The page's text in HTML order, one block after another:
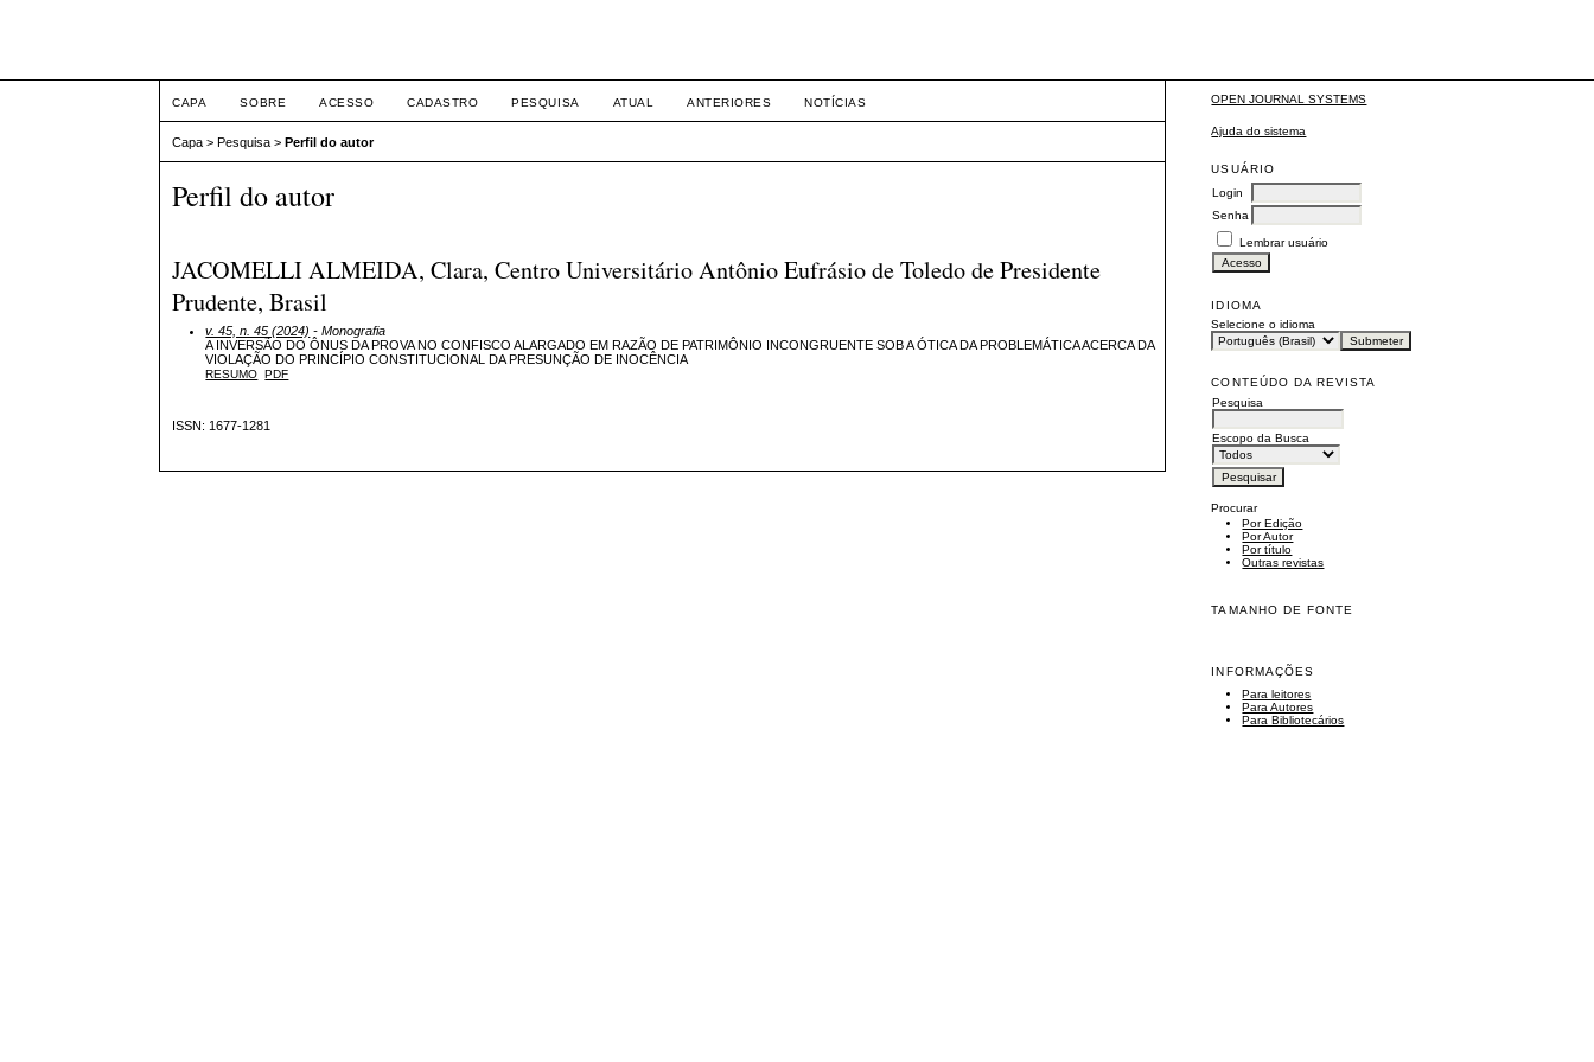
OPEN JOURNAL SYSTEMS
Ajuda do sistema
USUÁRIO
Login
Senha
Lembrar usuário
IDIOMA
Selecione o idioma
CONTEÚDO DA REVISTA
Pesquisa
Escopo da Busca
Procurar
Por Edição
Por Autor
Por título
Outras revistas
TAMANHO DE FONTE
INFORMAÇÕES
Para leitores
Para Autores
Para Bibliotecários
CAPA SOBRE ACESSO CADASTRO PESQUISA ATUAL ANTERIORES NOTÍCIAS
Capa >Pesquisa >Perfil do autor
Perfil do autor
JACOMELLI ALMEIDA, Clara, Centro Universitário Antônio Eufrásio de Toledo de Presidente
Prudente, Brasil
v. 45, n. 45 (2024) - Monografia
A INVERSÃO DO ÔNUS DA PROVA NO CONFISCO ALARGADO EM RAZÃO DE PATRIMÔNIO INCONGRUENTE SOB A ÓTICA DA PROBLEMÁTICA ACERCA DA
VIOLAÇÃO DO PRINCÍPIO CONSTITUCIONAL DA PRESUNÇÃO DE INOCÊNCIA
RESUMO PDF
ISSN: 1677-1281